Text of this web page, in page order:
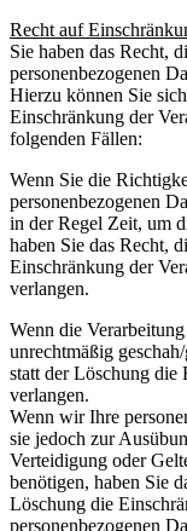
Recht auf
Sie haben das Recht,
personenbezogenen
Hierzu können Sie
Einschränkung der
folgenden Fällen:
Wenn Sie die
personenbezogenen
in der Regel Zeit, um
haben Sie das Recht,
Einschränkung der
verlangen.
Wenn die
unrechtmäßig
statt der Löschung die
verlangen.
Wenn wir Ihre
sie jedoch zur
Verteidigung oder
benötigen, haben Sie
Löschung die
personenbezogenen